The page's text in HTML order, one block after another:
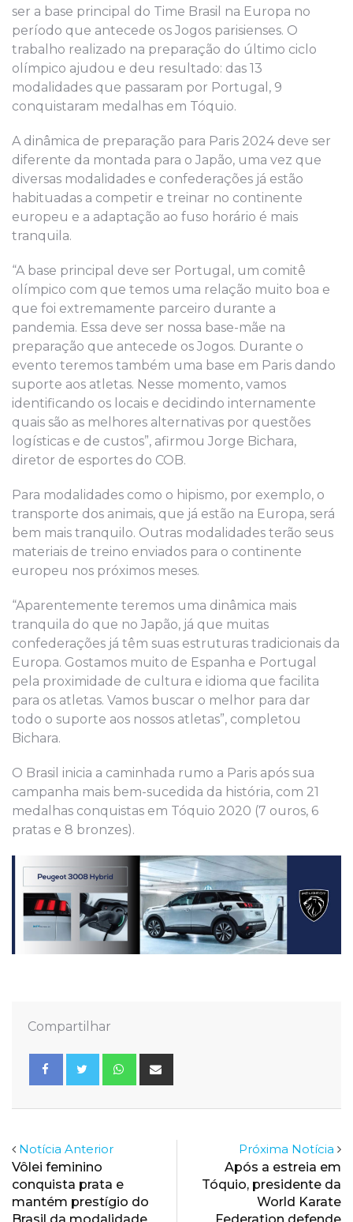
ser a base principal do Time Brasil na Europa no
período que antecede os Jogos parisienses. O
trabalho realizado na preparação do último ciclo
olímpico ajudou e deu resultado: das 13
modalidades que passaram por Portugal, 9
conquistaram medalhas em Tóquio.
A dinâmica de preparação para Paris 2024 deve ser
diferente da montada para o Japão, uma vez que
diversas modalidades e confederações já estão
habituadas a competir e treinar no continente
europeu e a adaptação ao fuso horário é mais
tranquila.
“A base principal deve ser Portugal, um comitê
olímpico com que temos uma relação muito boa e
que foi extremamente parceiro durante a
pandemia. Essa deve ser nossa base-mãe na
preparação que antecede os Jogos. Durante o
evento teremos também uma base em Paris dando
suporte aos atletas. Nesse momento, vamos
identificando os locais e decidindo internamente
quais são as melhores alternativas por questões
logísticas e de custos”, afirmou Jorge Bichara,
diretor de esportes do COB.
Para modalidades como o hipismo, por exemplo, o
transporte dos animais, que já estão na Europa, será
bem mais tranquilo. Outras modalidades terão seus
materiais de treino enviados para o continente
europeu nos próximos meses.
“Aparentemente teremos uma dinâmica mais
tranquila do que no Japão, já que muitas
confederações já têm suas estruturas tradicionais da
Europa. Gostamos muito de Espanha e Portugal
pela proximidade de cultura e idioma que facilita
para os atletas. Vamos buscar o melhor para dar
todo o suporte aos nossos atletas”, completou
Bichara.
O Brasil inicia a caminhada rumo a Paris após sua
campanha mais bem-sucedida da história, com 21
medalhas conquistas em Tóquio 2020 (7 ouros, 6
pratas e 8 bronzes).
Compartilhar
Whatsapp
Notícia Anterior
Vôlei feminino
conquista prata e
mantém prestígio do
Próxima Notícia
Após a estreia em
Tóquio, presidente da
World Karate